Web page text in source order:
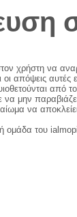
χρήστη να
απόψεις
από
μην
να
ομάδα του